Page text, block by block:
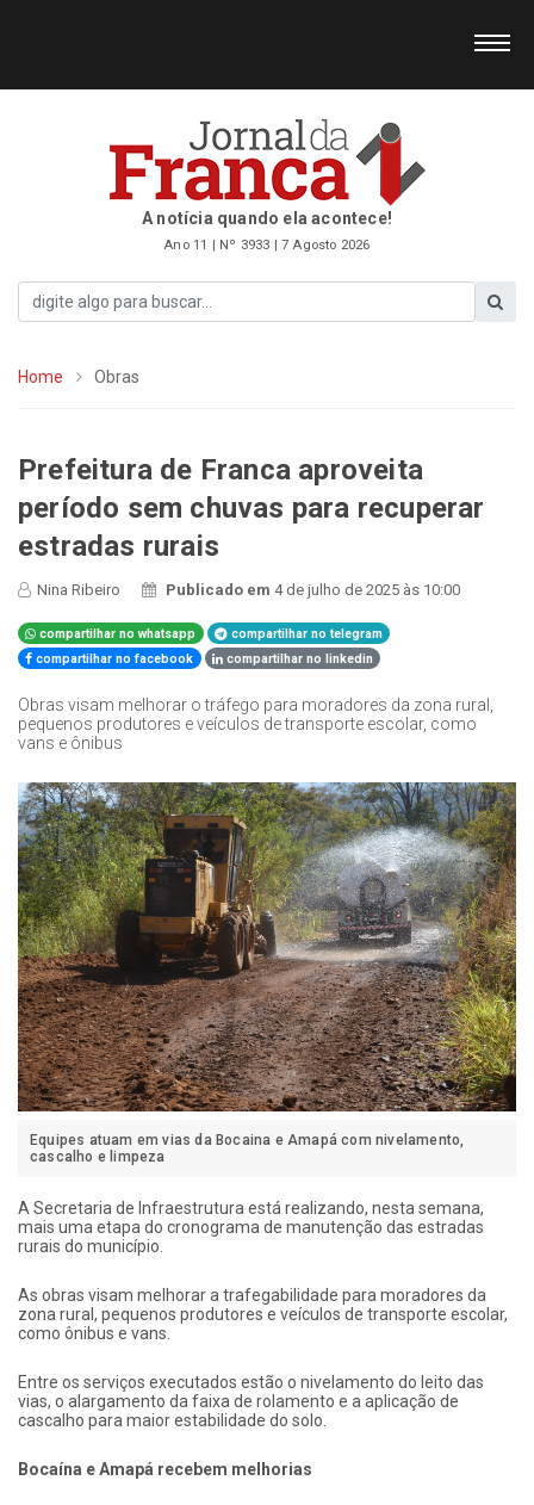
A notícia quando ela acontece!
Ano 11 | Nº 3933 | 7 Agosto 2026
Home Obras
Prefeitura de Franca aproveita
período sem chuvas para recuperar
estradas rurais
Nina Ribeiro Publicado em 4 de julho de 2025 às 10:00
compartilhar no whatsapp
compartilhar no telegram
compartilhar no facebook
compartilhar no linkedin
Obras visam melhorar o tráfego para moradores da zona rural,
pequenos produtores e veículos de transporte escolar, como
vans e ônibus
Equipes atuam em vias da Bocaina e Amapá com nivelamento,
cascalho e limpeza
A Secretaria de Infraestrutura está realizando, nesta semana,
mais uma etapa do cronograma de manutenção das estradas
rurais do município.
As obras visam melhorar a trafegabilidade para moradores da
zona rural, pequenos produtores e veículos de transporte escolar,
como ônibus e vans.
Entre os serviços executados estão o nivelamento do leito das
vias, o alargamento da faixa de rolamento e a aplicação de
cascalho para maior estabilidade do solo.
Bocaína e Amapá recebem melhorias